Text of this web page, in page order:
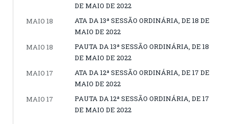
DE MAIO DE 2022
MAIO 18
ATA DA 13ª SESSÃO ORDINÁRIA, DE 18 DE
MAIO DE 2022
MAIO 18
PAUTA DA 13ª SESSÃO ORDINÁRIA, DE 18
DE MAIO DE 2022
MAIO 17
ATA DA 12ª SESSÃO ORDINÁRIA, DE 17 DE
MAIO DE 2022
MAIO 17
PAUTA DA 12ª SESSÃO ORDINÁRIA, DE 17
DE MAIO DE 2022